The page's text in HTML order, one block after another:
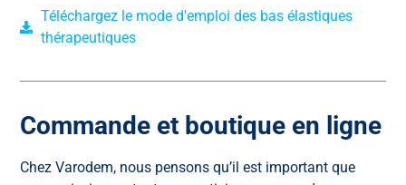
Téléchargez le mode d'emploi des bas élastiques
thérapeutiques
Commande et boutique en ligne
Chez Varodem, nous pensons qu’il est important que